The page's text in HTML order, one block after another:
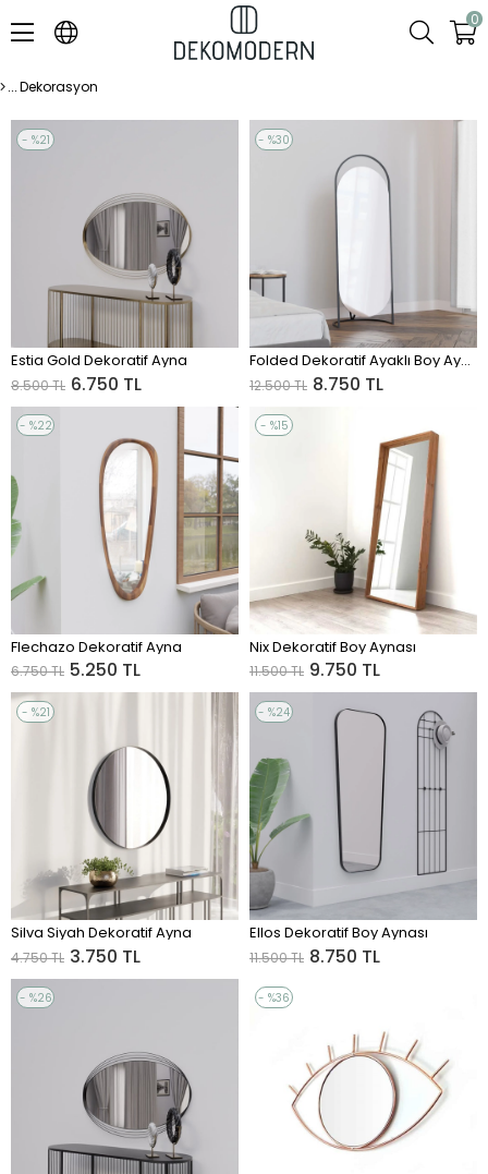
0
Dekorasyon
ADD TO CART
%21
Estia Gold Dekoratif Ayna
6.750 TL
8.500 TL
ADD TO CART
%30
Folded Dekoratif Ayaklı Boy Aynası
8.750 TL
12.500 TL
ADD TO CART
%22
Flechazo Dekoratif Ayna
5.250 TL
6.750 TL
ADD TO CART
%15
Nix Dekoratif Boy Aynası
9.750 TL
11.500 TL
ADD TO CART
%21
Silva Siyah Dekoratif Ayna
3.750 TL
4.750 TL
ADD TO CART
%24
%24Sale
Ellos Dekoratif Boy Aynası
8.750 TL
11.500 TL
%26
%36